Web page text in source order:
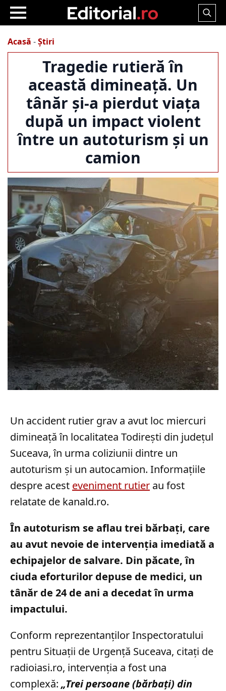
Search
Acasă -Știri
Tragedie rutieră în
această dimineață. Un
tânăr și-a pierdut viața
după un impact violent
între un autoturism și un
camion
Un accident rutier grav a avut loc miercuri
dimineață în localitatea Todirești din județul
Suceava, în urma coliziunii dintre un
autoturism și un autocamion. Informațiile
despre acest eveniment rutier au fost
relatate de kanald.ro.
În autoturism se aflau trei bărbați, care
au avut nevoie de intervenția imediată a
echipajelor de salvare. Din păcate, în
ciuda eforturilor depuse de medici, un
tânăr de 24 de ani a decedat în urma
impactului.
Conform reprezentanților Inspectoratului
pentru Situații de Urgență Suceava, citați de
radioiasi.ro, intervenția a fost una
complexă: „Trei persoane (bărbaţi) din